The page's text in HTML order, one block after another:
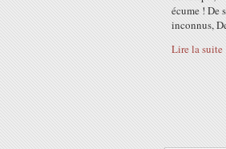
écume ! De
inconnus,
Lire la suite